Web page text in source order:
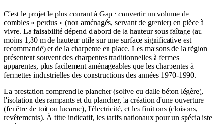
C'est le projet le plus courant à Gap : convertir un volume de
combles « perdus » (non aménagés, servant de grenier) en pièce à
vivre. La faisabilité dépend d'abord de la hauteur sous faîtage (au
moins 1,80 m de hauteur utile sur une surface significative est
recommandé) et de la charpente en place. Les maisons de la région
présentent souvent des charpentes traditionnelles à fermes
apparentes, plus facilement aménageables que les charpentes à
fermettes industrielles des constructions des années 1970-1990.
La prestation comprend le plancher (solive ou dalle béton légère),
l'isolation des rampants et du plancher, la création d'une ouverture
(fenêtre de toit ou lucarne), l'électricité, et les finitions (cloisons,
revêtements). À titre indicatif, les tarifs nationaux pour un spécialiste